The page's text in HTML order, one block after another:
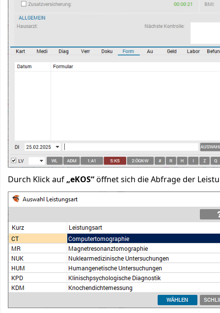
Durch Klick auf „eKOS“öffnet sich die Abfrage der